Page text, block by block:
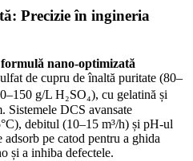
Precizie în ingineria
nano-optimizată
de cupru de înaltă puritate (80–
g/L H₂SO₄), cu gelatină și
Sistemele DCS avansate
debitul (10–15 m³/h) și pH-ul
pe catod pentru a ghida
și a inhiba defectele.